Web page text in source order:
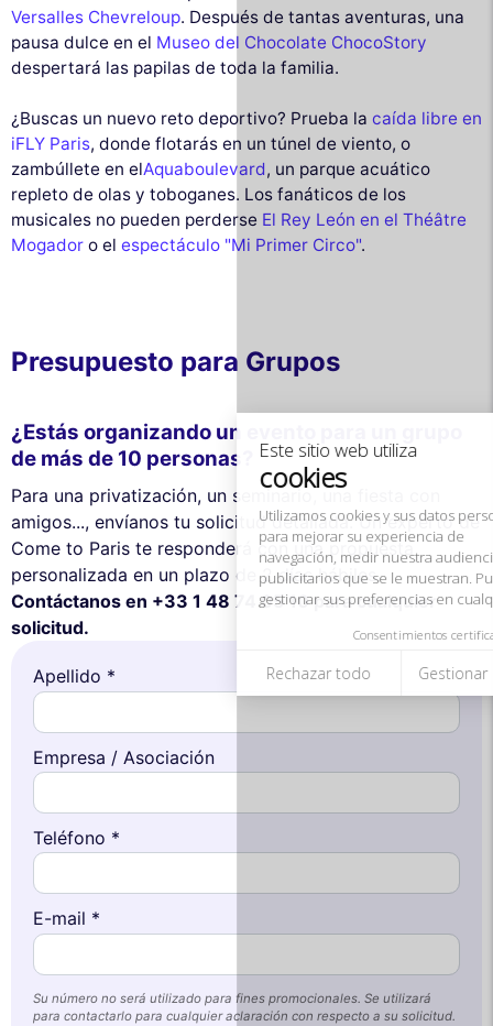
Utilizamos cookies y sus datos personales
navegación, medir nuestra audiencia y personalizar los anuncios
publicitarios que se le muestran. Puede aceptar, rechazar o
gestionar sus preferencias en cualquier momento.
Consentimientos certificados por
Rechazar todo Gestionar cookies Aceptar todo
Versalles Chevreloup. Después de tantas aventuras, una
pausa dulce en el Museo del Chocolate ChocoStory
despertará las papilas de toda la familia.
¿Buscas un nuevo reto deportivo? Prueba la caída libre en
iFLY Paris, donde flotarás en un túnel de viento, o
zambúllete en elAquaboulevard, un parque acuático
repleto de olas y toboganes. Los fanáticos de los
musicales no pueden perderse El Rey León en el Théâtre
Mogador o el espectáculo "Mi Primer Circo".
Presupuesto para Grupos
¿Estás organizando un evento para un grupo
de más de 10 personas?
Para una privatización, un seminario, una fiesta con
amigos..., envíanos tu solicitud detallada. Un experto de
Come to Paris te responderá con una propuesta
personalizada en un plazo de 2 días hábiles.
Contáctanos en +33 1 48 74 05 10 para cualquier
solicitud.
Apellido *
Empresa / Asociación
Teléfono *
E-mail *
Su número no será utilizado para fines promocionales. Se utilizará
para contactarlo para cualquier aclaración con respecto a su solicitud.